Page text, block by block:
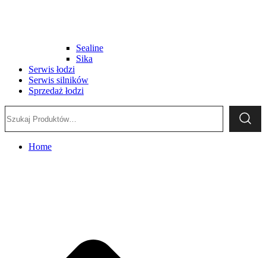
Sealine
Sika
Serwis łodzi
Serwis silników
Sprzedaż łodzi
Home